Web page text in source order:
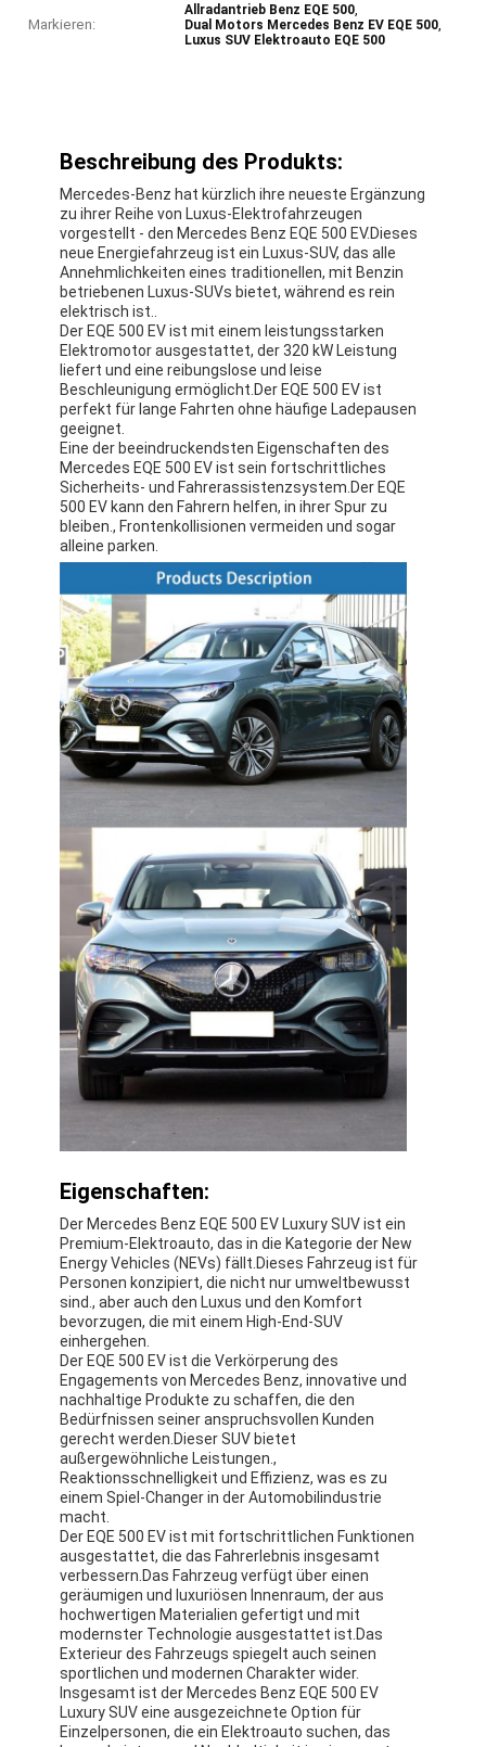
Produkte
Videos
Über uns
Werksbesichtigung
Kontakt mit uns
Mercedes Benz EV
Mercedes Benz Limousine
Mercedes Benz SUV
Mercedes Benz Elektroauto
Markieren:
Allradantrieb Benz EQE 500,
Dual Motors Mercedes Benz EV EQE 500,
Luxus SUV Elektroauto EQE 500
Beschreibung des Produkts:
Mercedes-Benz hat kürzlich ihre neueste Ergänzung
zu ihrer Reihe von Luxus-Elektrofahrzeugen
vorgestellt - den Mercedes Benz EQE 500 EV.Dieses
neue Energiefahrzeug ist ein Luxus-SUV, das alle
Annehmlichkeiten eines traditionellen, mit Benzin
betriebenen Luxus-SUVs bietet, während es rein
elektrisch ist..
Der EQE 500 EV ist mit einem leistungsstarken
Elektromotor ausgestattet, der 320 kW Leistung
liefert und eine reibungslose und leise
Beschleunigung ermöglicht.Der EQE 500 EV ist
perfekt für lange Fahrten ohne häufige Ladepausen
geeignet.
Eine der beeindruckendsten Eigenschaften des
Mercedes EQE 500 EV ist sein fortschrittliches
Sicherheits- und Fahrerassistenzsystem.Der EQE
500 EV kann den Fahrern helfen, in ihrer Spur zu
bleiben., Frontenkollisionen vermeiden und sogar
alleine parken.
Eigenschaften:
Der Mercedes Benz EQE 500 EV Luxury SUV ist ein
Premium-Elektroauto, das in die Kategorie der New
Energy Vehicles (NEVs) fällt.Dieses Fahrzeug ist für
Personen konzipiert, die nicht nur umweltbewusst
sind., aber auch den Luxus und den Komfort
bevorzugen, die mit einem High-End-SUV
einhergehen.
Der EQE 500 EV ist die Verkörperung des
Engagements von Mercedes Benz, innovative und
nachhaltige Produkte zu schaffen, die den
Bedürfnissen seiner anspruchsvollen Kunden
gerecht werden.Dieser SUV bietet
außergewöhnliche Leistungen.,
Reaktionsschnelligkeit und Effizienz, was es zu
einem Spiel-Changer in der Automobilindustrie
macht.
Der EQE 500 EV ist mit fortschrittlichen Funktionen
ausgestattet, die das Fahrerlebnis insgesamt
verbessern.Das Fahrzeug verfügt über einen
geräumigen und luxuriösen Innenraum, der aus
hochwertigen Materialien gefertigt und mit
modernster Technologie ausgestattet ist.Das
Exterieur des Fahrzeugs spiegelt auch seinen
sportlichen und modernen Charakter wider.
Insgesamt ist der Mercedes Benz EQE 500 EV
Luxury SUV eine ausgezeichnete Option für
Einzelpersonen, die ein Elektroauto suchen, das